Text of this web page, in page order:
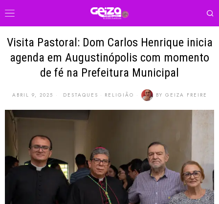
Visita Pastoral: Dom Carlos Henrique inicia
agenda em Augustinópolis com momento
de fé na Prefeitura Municipal
ABRIL 9, 2025 DESTAQUES · RELIGIÃO BY GEIZA FREIRE